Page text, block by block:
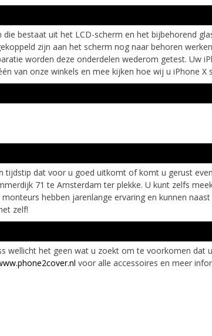
bestaat uit het LCD-scherm en het bijbehorend
zijn aan het scherm nog naar behoren
worden deze onderdelen wederom getest. Uw
van onze winkels en mee kijken hoe wij u iPhone X
dat voor u goed uitkomt of komt u gerust
71 te Amsterdam ter plekke. U kunt zelfs
hebben jarenlange ervaring en kunnen
zelf!
wellicht het geen wat u zoekt om te voorkomen dat
voor alle accessoires en meer